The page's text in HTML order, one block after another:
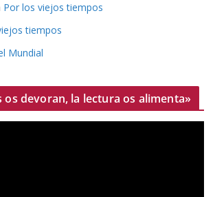
Por los viejos tiempos
tiempos
Mundial
os devoran, la lectura os alimenta»